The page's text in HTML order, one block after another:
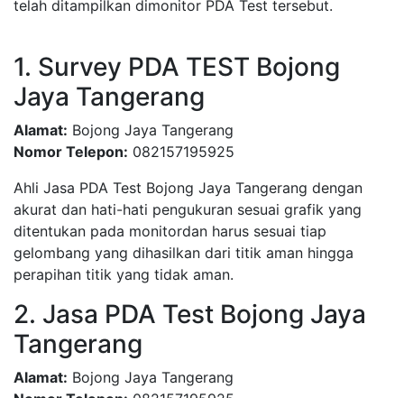
telah ditampilkan dimonitor PDA Test tersebut.
1. Survey PDA TEST Bojong
Jaya Tangerang
Alamat: Bojong Jaya Tangerang
Nomor Telepon: 082157195925
Ahli Jasa PDA Test Bojong Jaya Tangerang dengan
akurat dan hati-hati pengukuran sesuai grafik yang
ditentukan pada monitordan harus sesuai tiap
gelombang yang dihasilkan dari titik aman hingga
perapihan titik yang tidak aman.
2. Jasa PDA Test Bojong Jaya
Tangerang
Alamat: Bojong Jaya Tangerang